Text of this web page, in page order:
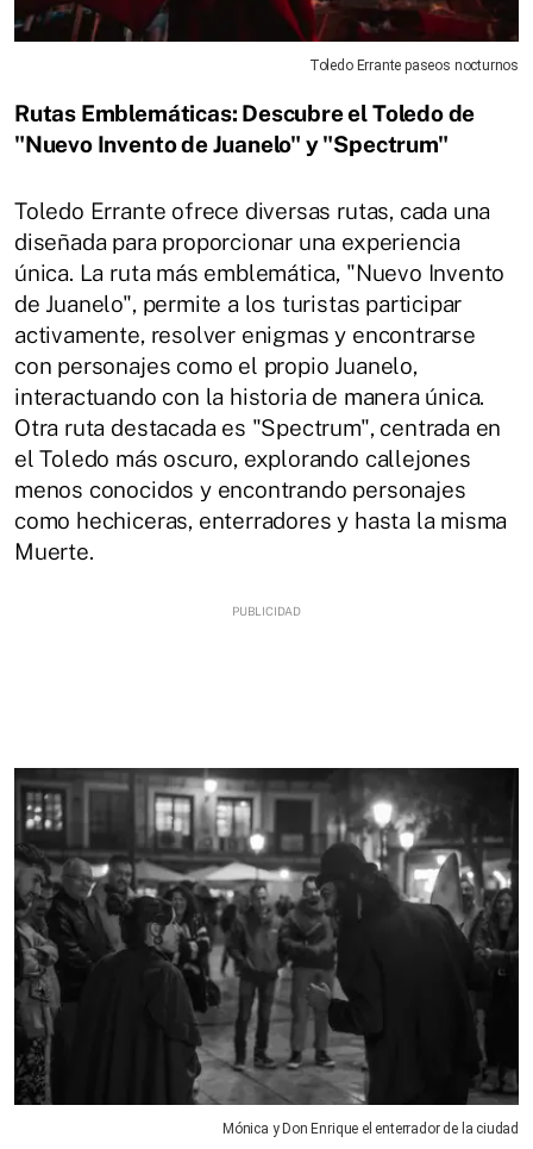
Toledo Errante paseos nocturnos
Rutas Emblemáticas: Descubre el Toledo de
"Nuevo Invento de Juanelo" y "Spectrum"
Toledo Errante ofrece diversas rutas, cada una
diseñada para proporcionar una experiencia
única. La ruta más emblemática, "Nuevo Invento
de Juanelo", permite a los turistas participar
activamente, resolver enigmas y encontrarse
con personajes como el propio Juanelo,
interactuando con la historia de manera única.
Otra ruta destacada es "Spectrum", centrada en
el Toledo más oscuro, explorando callejones
menos conocidos y encontrando personajes
como hechiceras, enterradores y hasta la misma
Muerte.
Mónica y Don Enrique el enterrador de la ciudad